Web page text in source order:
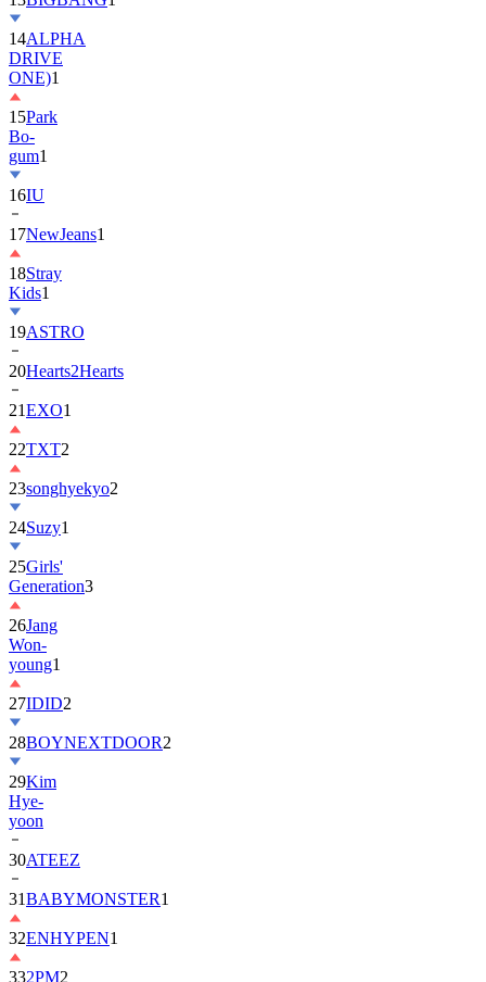
14ALPHA
DRIVE
ONE)1
15Park
Bo-
gum1
16IU
17NewJeans1
18Stray
Kids1
19ASTRO
20Hearts2Hearts
21EXO1
22TXT2
23songhyekyo2
24Suzy1
25Girls'
Generation3
26Jang
Won-
young1
27IDID2
28BOYNEXTDOOR2
29Kim
Hye-
yoon
30ATEEZ
31BABYMONSTER1
32ENHYPEN1
332PM2